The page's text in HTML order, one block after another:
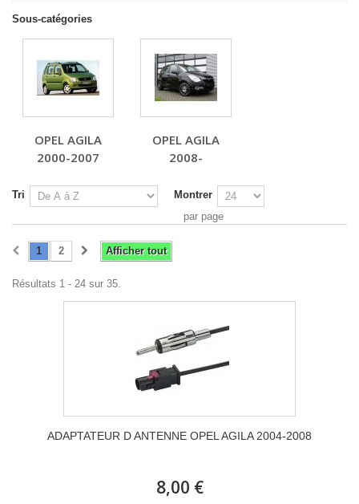
Sous-catégories
OPEL AGILA
2000-2007
OPEL AGILA
2008-
Tri
Montrer
par page
Afficher tout
1 2
Résultats 1 - 24 sur 35.
ADAPTATEUR D ANTENNE OPEL AGILA 2004-2008
8,00 €